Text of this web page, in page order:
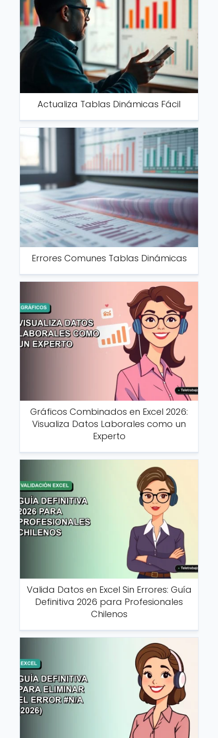
Actualiza Tablas Dinámicas Fácil
Errores Comunes Tablas Dinámicas
Gráficos Combinados en Excel 2026:
Visualiza Datos Laborales como un
Experto
Valida Datos en Excel Sin Errores: Guía
Definitiva 2026 para Profesionales
Chilenos